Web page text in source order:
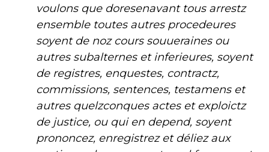
voulons que doresenavant tous arrestz
ensemble toutes autres procedeures
soyent de noz cours souueraines ou
autres subalternes et inferieures, soyent
de registres, enquestes, contractz,
commissions, sentences, testamens et
autres quelzconques actes et exploictz
de justice, ou qui en depend, soyent
prononcez, enregistrez et déliez aux